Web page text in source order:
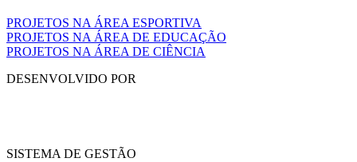
PROJETOS NA ÁREA ESPORTIVA
PROJETOS NA ÁREA DE EDUCAÇÃO
PROJETOS NA ÁREA DE CIÊNCIA
DESENVOLVIDO POR
SISTEMA DE GESTÃO